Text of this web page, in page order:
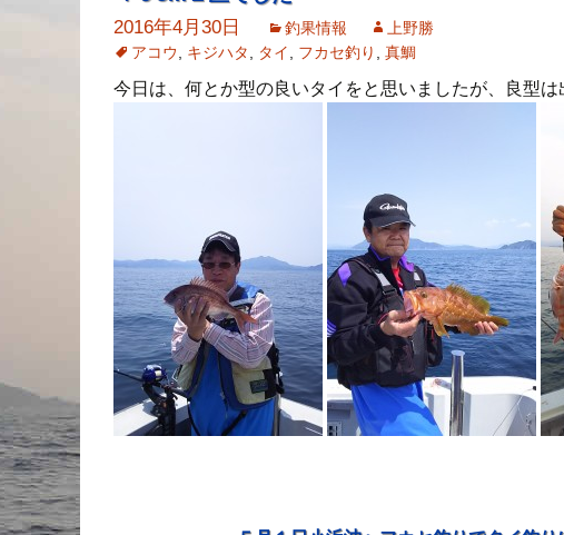
2016年4月30日 釣果情報
上野勝
アコウ
キジハタ タイ フカセ釣り 真鯛
今日は、何とか型の良いタイをと思いましたが、良型